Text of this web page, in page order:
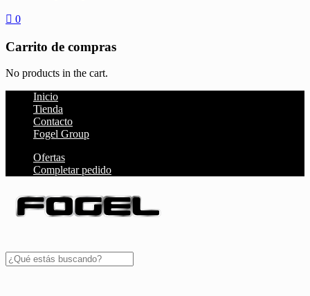
0
Carrito de compras
No products in the cart.
Inicio
Tienda
Contacto
Fogel Group
Ofertas
Completar pedido